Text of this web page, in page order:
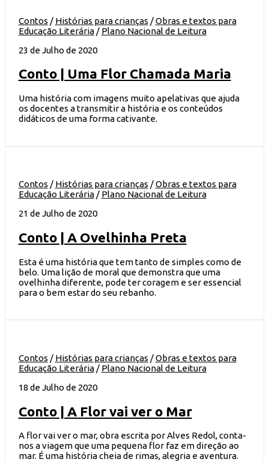
Contos / Histórias para crianças /Obras e textos para
Educação Literária/ Plano Nacional de Leitura
23 de Julho de 2020
Conto | Uma Flor Chamada Maria
Uma história com imagens muito apelativas que ajuda
os docentes a transmitir a história e os conteúdos
didáticos de uma forma cativante.
Contos / Histórias para crianças /Obras e textos para
Educação Literária/ Plano Nacional de Leitura
21 de Julho de 2020
Conto | A Ovelhinha Preta
Esta é uma história que tem tanto de simples como de
belo. Uma lição de moral que demonstra que uma
ovelhinha diferente, pode ter coragem e ser essencial
para o bem estar do seu rebanho.
Contos / Histórias para crianças /Obras e textos para
Educação Literária/ Plano Nacional de Leitura
18 de Julho de 2020
Conto | A Flor vai ver o Mar
A flor vai ver o mar, obra escrita por Alves Redol, conta-
nos a viagem que uma pequena flor faz em direção ao
mar. É uma história cheia de rimas, alegria e aventura.